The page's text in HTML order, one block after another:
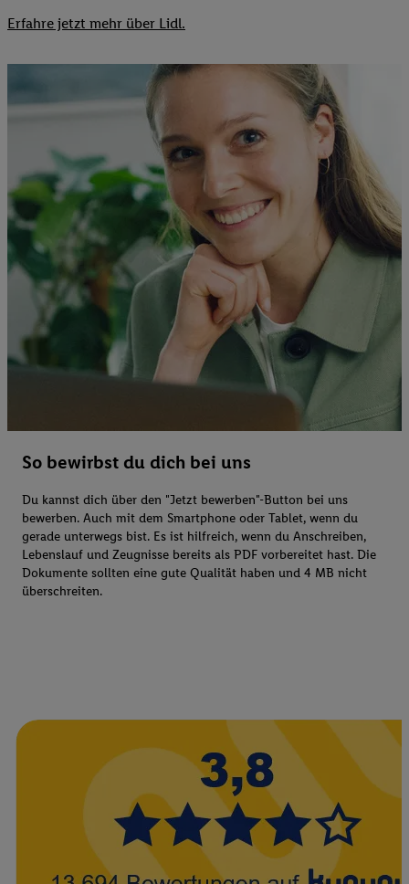
Erfahre jetzt mehr über Lidl.
So bewirbst du dich bei uns
Du kannst dich über den "Jetzt bewerben"-Button bei uns
bewerben. Auch mit dem Smartphone oder Tablet, wenn du
gerade unterwegs bist. Es ist hilfreich, wenn du Anschreiben,
Lebenslauf und Zeugnisse bereits als PDF vorbereitet hast. Die
Dokumente sollten eine gute Qualität haben und 4 MB nicht
überschreiten.